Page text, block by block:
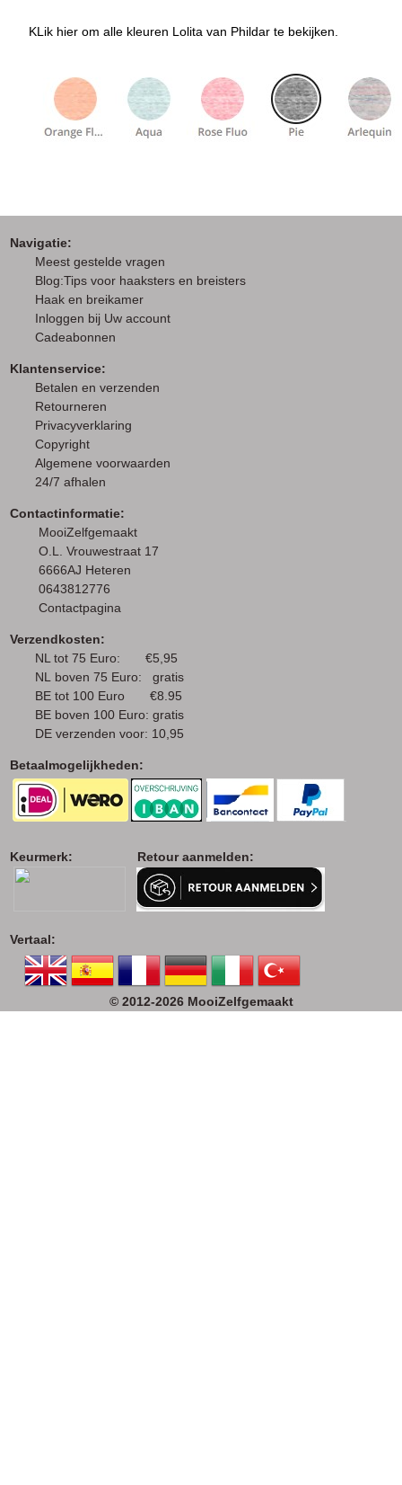
KLik hier om alle kleuren Lolita van Phildar te bekijken.
Navigatie:
Meest gestelde vragen
Blog:Tips voor haaksters en breisters
Haak en breikamer
Inloggen bij Uw account
Cadeabonnen
Klantenservice:
Betalen en verzenden
Retourneren
Privacyverklaring
Copyright
Algemene voorwaarden
24/7 afhalen
Contactinformatie:
MooiZelfgemaakt
O.L. Vrouwestraat 17
6666AJ Heteren
0643812776
Contactpagina
Verzendkosten:
NL tot 75 Euro: €5,95
NL boven 75 Euro: gratis
BE tot 100 Euro €8.95
BE boven 100 Euro: gratis
DE verzenden voor: 10,95
Betaalmogelijkheden:
Keurmerk: Retour aanmelden:
Vertaal:
© 2012-2026 MooiZelfgemaakt